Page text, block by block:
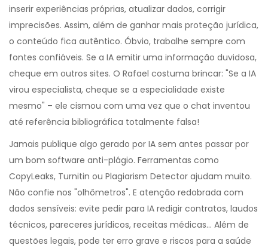
inserir experiências próprias, atualizar dados, corrigir
imprecisões. Assim, além de ganhar mais proteção jurídica,
o conteúdo fica autêntico. Óbvio, trabalhe sempre com
fontes confiáveis. Se a IA emitir uma informação duvidosa,
cheque em outros sites. O Rafael costuma brincar: "Se a IA
virou especialista, cheque se a especialidade existe
mesmo" – ele cismou com uma vez que o chat inventou
até referência bibliográfica totalmente falsa!
Jamais publique algo gerado por IA sem antes passar por
um bom software anti-plágio. Ferramentas como
CopyLeaks, Turnitin ou Plagiarism Detector ajudam muito.
Não confie nos "olhômetros". E atenção redobrada com
dados sensíveis: evite pedir para IA redigir contratos, laudos
técnicos, pareceres jurídicos, receitas médicas... Além de
questões legais, pode ter erro grave e riscos para a saúde